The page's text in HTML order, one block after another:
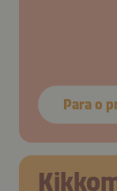
Para o